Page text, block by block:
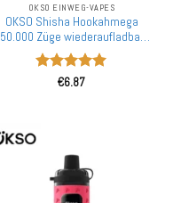
OKSO EINWEG-VAPES
OKSO Shisha Hookahmega
50.000 Züge wiederaufladbar
50K Einweg-Vape Großhandel
Einzelhandel
Bewertet
€6.87